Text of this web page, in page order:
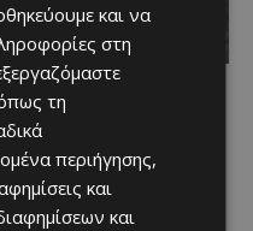
διήμερο
Ισότητας στη
May 22, 2025
και να
στη
τη
περιήγησης,
και
και